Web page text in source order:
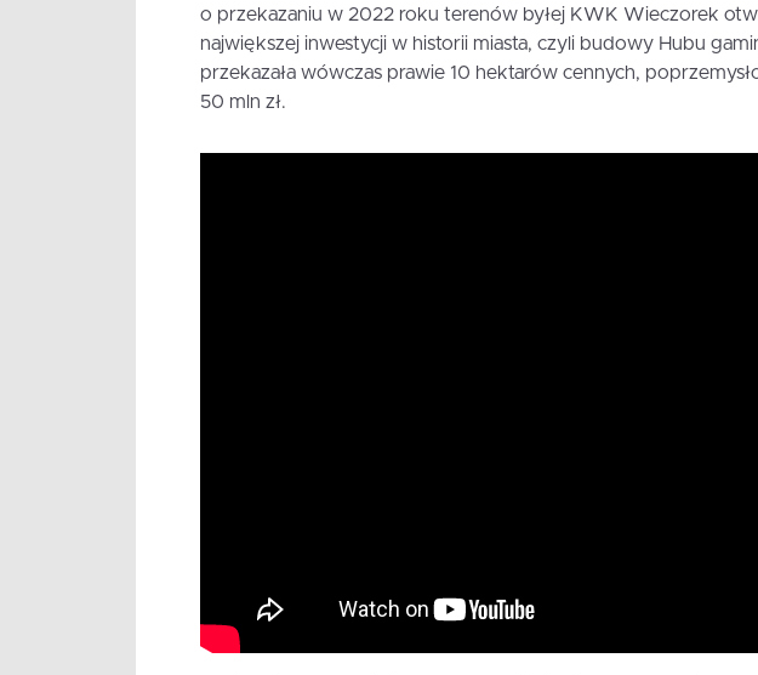
o przekazaniu w 2022 roku terenów byłej KWK Wieczorek
największej inwestycji w historii miasta, czyli budowy Hubu
przekazała wówczas prawie 10 hektarów cennych,
50 mln zł.